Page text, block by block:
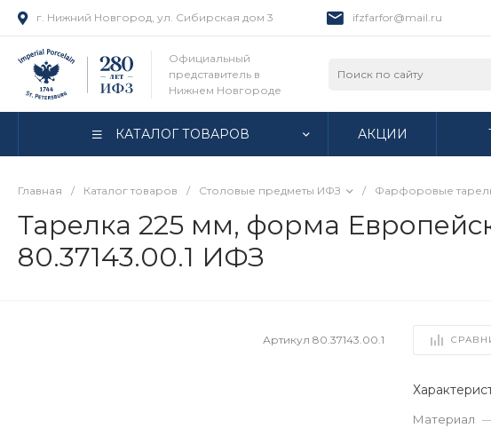
г. Нижний Новгород, ул. Сибирская дом 3 ifzfarfor@mail.ru
Официальный
представитель в
Нижнем Новгороде
КАТАЛОГ ТОВАРОВ АКЦИИ
Главная / Каталог товаров / Столовые предметы ИФЗ / Фарфоровые
Тарелка 225 мм, форма
80.37143.00.1 ИФЗ
Артикул80.37143.00.1
Материал